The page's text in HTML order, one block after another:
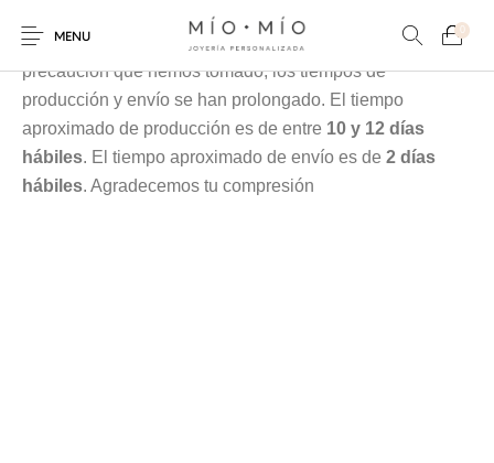
MENU
0
Cada pieza es elaborada en nuestra taller especialmente
para tí, debido a la contingencia y a las medidas de
precaución que hemos tomado, los tiempos de
producción y envío se han prolongado. El tiempo
aproximado de producción es de entre 10 y 12 días
hábiles. El tiempo aproximado de envío es de2 días
hábiles. Agradecemos tu compresión